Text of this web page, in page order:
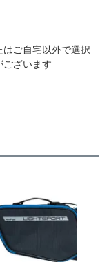
ご自宅以外で選択
ございます